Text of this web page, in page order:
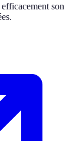
son